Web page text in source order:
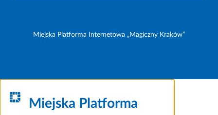
Miejska Platforma Internetowa „Magiczny Kraków”
Miejska Platforma